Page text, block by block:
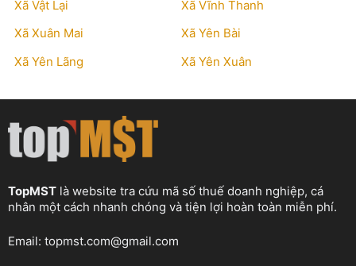
Xã Vật Lại
Xã Vĩnh Thanh
Xã Xuân Mai
Xã Yên Bài
Xã Yên Lãng
Xã Yên Xuân
TopMST là website tra cứu mã số thuế doanh nghiệp, cá
nhân một cách nhanh chóng và tiện lợi hoàn toàn miễn phí.
Email: topmst.com@gmail.com